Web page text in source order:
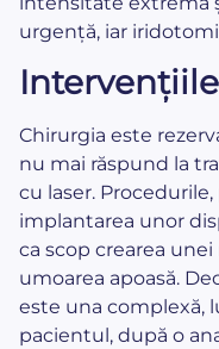
urgență, iar
Chirurgia este
nu mai răspund la
cu laser.
implantarea unor
ca scop crearea
umoarea apoasă.
este una complexă,
pacientul, după o